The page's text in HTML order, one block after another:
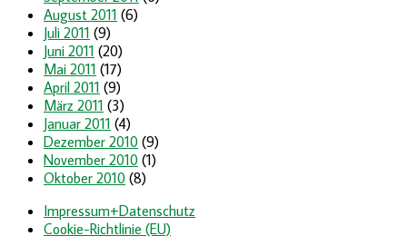
August 2011 (6)
Juli 2011 (9)
Juni 2011 (20)
Mai 2011 (17)
April 2011 (9)
März 2011 (3)
Januar 2011 (4)
Dezember 2010 (9)
November 2010 (1)
Oktober 2010 (8)
Impressum+Datenschutz
Cookie-Richtlinie (EU)